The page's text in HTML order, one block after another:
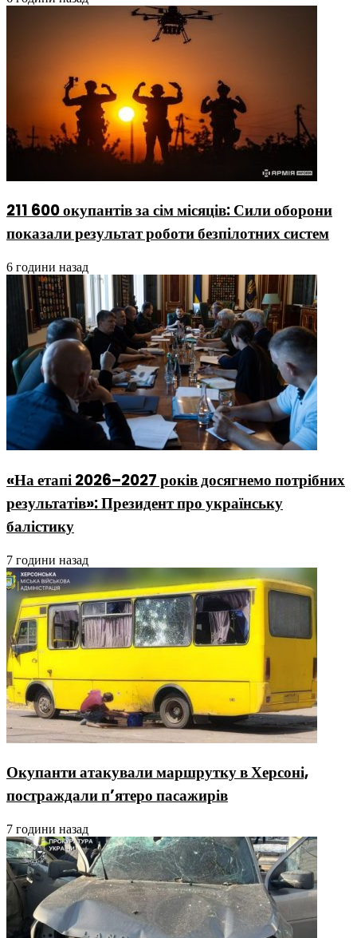
211 600 окупантів за сім місяців: Сили оборони
показали результат роботи безпілотних систем
6 години назад
«На етапі 2026–2027 років досягнемо потрібних
результатів»: Президент про українську
балістику
7 години назад
Окупанти атакували маршрутку в Херсоні,
постраждали п’ятеро пасажирів
7 години назад